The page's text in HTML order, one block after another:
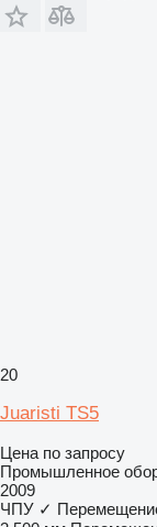
20
Juaristi TS5
Цена по запросу
Промышленное
2009
ЧПУ ✓